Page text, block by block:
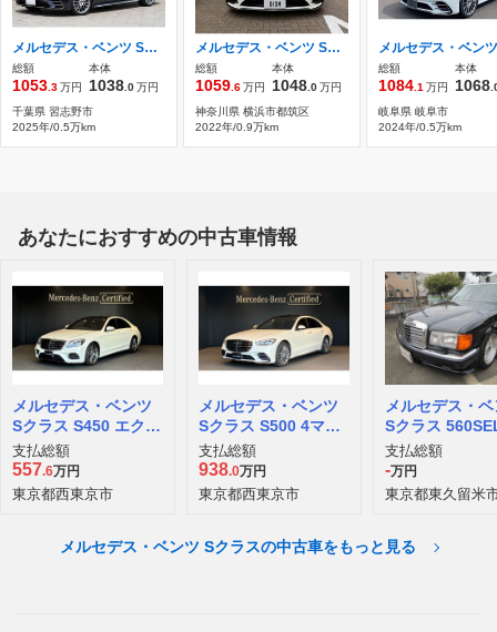
メルセデス・ベンツ Sクラス S450d 4マチック AMGラインパッケージ(ISG) ディーゼルターボ 4WD MP202501 レザーエクスクルーシブPKG ドライバーズPK
総額
1053 .3万円
本体
1038 .0万円
千葉県 習志野市
2025年/0.5万km
メルセデス・ベンツ Sクラス S500 4マチック AMGラインパッケージ (ISG搭載モデル) 4WD MP202202
総額
1059 .6万円
本体
1048 .0万円
神奈川県 横浜市都筑区
2022年/0.9万km
総額
1084 .1 万円
本体
1068
岐阜県 岐阜市
2024年/0.5万km
あなたにおすすめの中古車情報
メルセデス・ベンツ
Sクラス S450 エクス
クルーシブ
支払総額
557.6万円
東京都西東京市
メルセデス・ベンツ
Sクラス S500 4マチ
ック AMGライン (IS
G搭載モデル) 4WD
支払総額
938.0万円
東京都西東京市
メルセデス・
Sクラス
支払総額
-万円
東京都東久留米
メルセデス・ベンツ Sクラスの中古車をもっと見る